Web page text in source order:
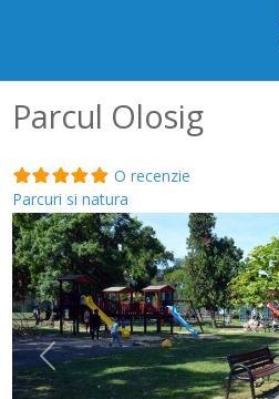
Parcul Olosig
O recenzie
Parcuri si natura
Anterior